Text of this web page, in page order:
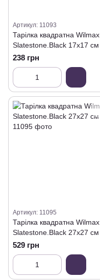
Артикул: 11093
Тарілка квадратна Wilmax
Slatestone.Black 17х17 см
238 грн
Артикул: 11095
Тарілка квадратна Wilmax
Slatestone.Black 27х27 см
529 грн